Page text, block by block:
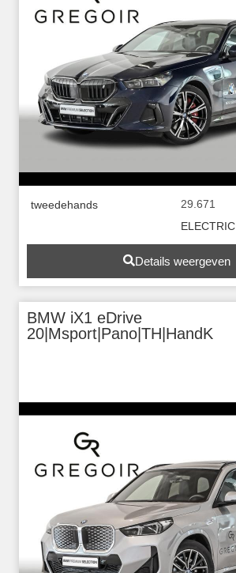
tweedehands
29.671
ELECTRIC
Details weergeven
BMW iX1 eDrive
20|Msport|Pano|TH|HandK